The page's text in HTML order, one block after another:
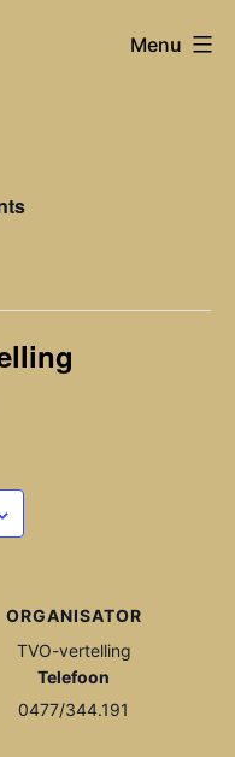
Menu
ORGANISATOR
TVO-vertelling
Telefoon
0477/344.191